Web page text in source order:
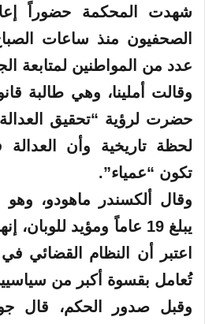
شهدت المحكمة حضوراً
الصحفيون منذ ساعات
عدد من المواطنين لمتابعة
حضرت لرؤية “تحقيق
لحظة تاريخية وأن
تكون “عمياء”.
وقال ألكسندر ماهودو،
يبلغ 19 عاماً ومؤيد
اعتبر أن النظام القضائي
تُعامل بقسوة أكبر من
وقبل صدور الحكم، قال